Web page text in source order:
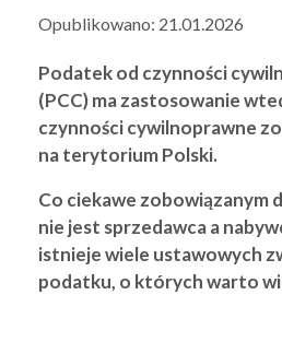
Opublikowano: 21.01.2026
Podatek od czynności
(PCC) ma zastosowanie
czynności cywilnoprawne
na terytorium Polski.
Co ciekawe zobowiązanym
nie jest sprzedawca a
istnieje wiele ustawowych
podatku, o których warto